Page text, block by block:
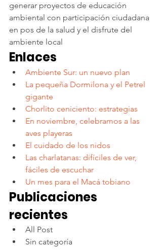
generar proyectos de educación
ambiental con participación ciudadana
en pos de la salud y el disfrute del
ambiente local
Enlaces
Ambiente Sur: un nuevo plan
La pequeña Dormilona y el Petrel
gigante
Chorlito ceniciento: estrategias
En noviembre, celebramos a las
aves playeras
El cuidado de los nidos
Las charlatanas: difíciles de ver,
fáciles de escuchar
Un mes para el Macá tobiano
Publicaciones
recientes
All Post
Sin categoría